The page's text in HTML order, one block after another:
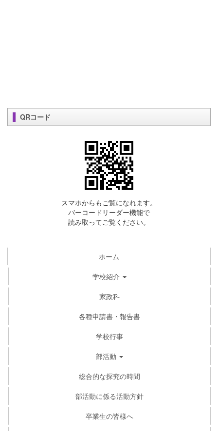
QRコード
スマホからもご覧になれます。
バーコードリーダー機能で
読み取ってご覧ください。
ホーム
学校紹介
家政科
各種申請書・報告書
学校行事
部活動
総合的な探究の時間
部活動に係る活動方針
卒業生の皆様へ